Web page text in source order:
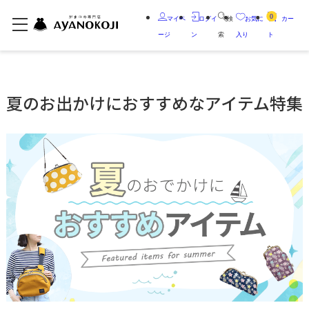
マイペ
ージ
ログイ
ン
検
索
お気に
入り
0 カー
ト
夏のお出かけにおすすめなアイテム特集